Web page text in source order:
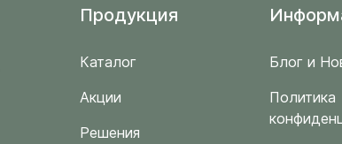
Продукция
Каталог
Акции
Решения
Блог и
Политика